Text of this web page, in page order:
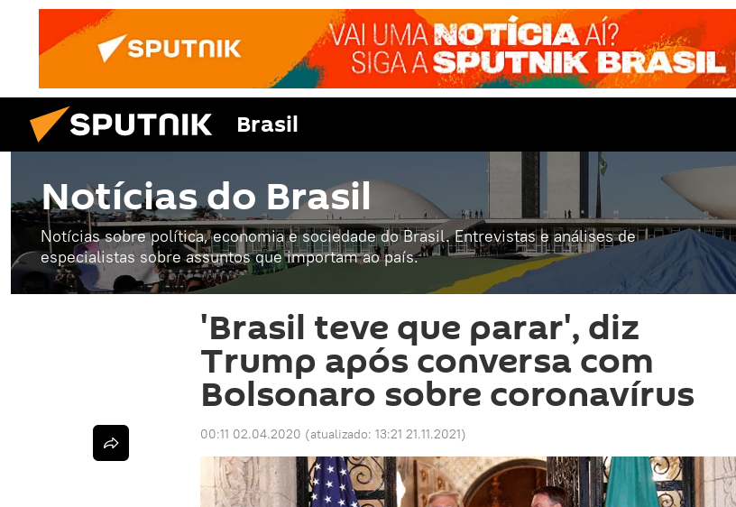
Brasil
Notícias do Brasil
Notícias sobre política, economia e sociedade do Brasil. Entrevistas e análises de
especialistas sobre assuntos que importam ao país.
'Brasil teve que parar', diz
Trump após conversa com
Bolsonaro sobre coronavírus
00:11 02.04.2020 (atualizado: 13:21 21.11.2021)